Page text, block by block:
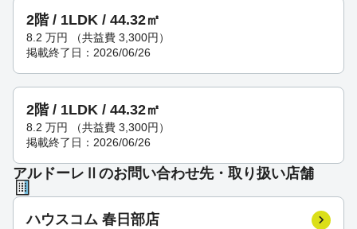
2階 / 1LDK / 44.32㎡
8.2 万円
（共益費 3,300円）
掲載終了日：2026/06/26
2階 / 1LDK / 44.32㎡
8.2 万円
（共益費 3,300円）
掲載終了日：2026/06/26
アルドーレⅡのお問い合わせ先・取り扱い店舗
ハウスコム 春日部店